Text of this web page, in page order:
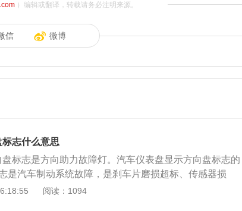
）编辑或翻译，转载请务必注明来源。
信 微博
志什么意思
标志是方向助力故障灯。汽车仪表盘显示方向盘标志的
是汽车制动系统故障，是刹车片磨损超标、传感器损
刹车片和传感器。2、建议首先看一下是不是制动液低
阅读：1094